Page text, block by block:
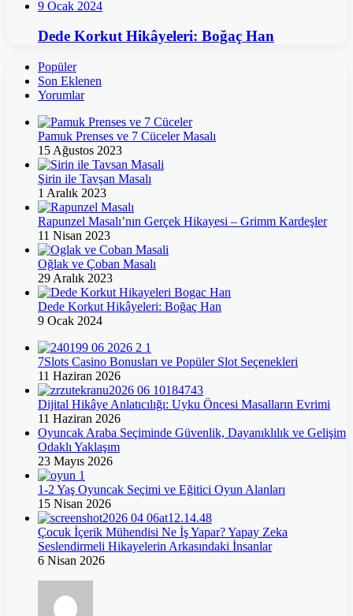
9 Ocak 2024
Dede Korkut Hikâyeleri: Boğaç Han
Popüler
Son Eklenen
Yorumlar
Pamuk Prenses ve 7 Cüceler Masalı
15 Ağustos 2023
Şirin ile Tavşan Masalı
1 Aralık 2023
Rapunzel Masalı’nın Gerçek Hikayesi – Grimm Kardeşler
11 Nisan 2023
Oğlak ve Çoban Masalı
29 Aralık 2023
Dede Korkut Hikâyeleri: Boğaç Han
9 Ocak 2024
7Slots Casino Bonusları ve Popüler Slot Seçenekleri
11 Haziran 2026
Dijital Hikâye Anlatıcılığı: Uyku Öncesi Masalların Evrimi
11 Haziran 2026
Oyuncak Araba Seçiminde Güvenlik, Dayanıklılık ve Gelişim
Odaklı Yaklaşım
23 Mayıs 2026
1-2 Yaş Oyuncak Seçimi ve Eğitici Oyun Alanları
15 Nisan 2026
Çocuk İçerik Mühendisi Ne İş Yapar? Yapay Zeka
Seslendirmeli Hikayelerin Arkasındaki İnsanlar
6 Nisan 2026